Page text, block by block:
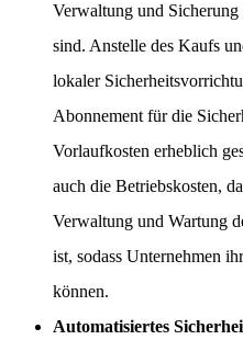
Verwaltung und
sind. Anstelle des Kaufs
lokaler
Abonnement für die
Vorlaufkosten erheblich
auch die Betriebskosten,
Verwaltung und Wartung
ist, sodass Unternehmen
können.
Automatisiertes